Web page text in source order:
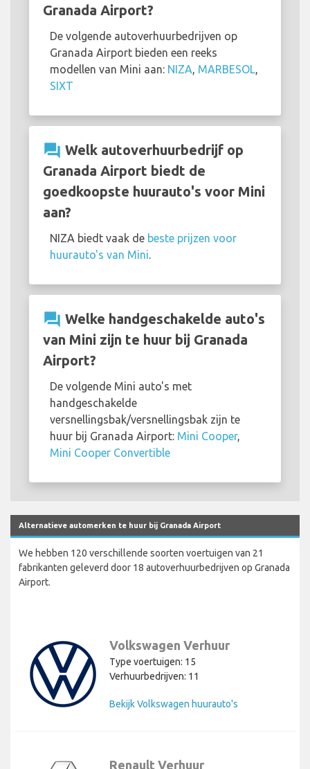
Granada Airport?
De volgende autoverhuurbedrijven op
Granada Airport bieden een reeks
modellen van Mini aan: NIZA MARBESOL
SIXT
question_answer Welk autoverhuurbedrijf op
Granada Airport biedt de
goedkoopste huurauto's voor Mini
aan?
NIZA biedt vaak de beste prijzen voor
huurauto's van Mini
question_answer Welke handgeschakelde auto's
van Mini zijn te huur bij Granada
Airport?
De volgende Mini auto's met
handgeschakelde
versnellingsbak/versnellingsbak zijn te
huur bij Granada Airport: Mini Cooper,
Mini Cooper Convertible
Alternatieve automerken te huur bij Granada Airport
We hebben 120 verschillende soorten voertuigen van 21
fabrikanten geleverd door 18 autoverhuurbedrijven op Granada
Airport.
Volkswagen Verhuur
Type voertuigen: 15
Verhuurbedrijven: 11
Bekijk Volkswagen huurauto's
Renault Verhuur